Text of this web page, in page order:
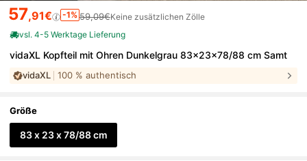
57,91€ -1% 59,09€Keine zusätzlichen Zölle
vsl. 4-5 Werktage Lieferung
vidaXL Kopfteil mit Ohren Dunkelgrau 83x23x78/88 cm Samt
vidaXL 100 % authentisch
Größe
83 x 23 x 78/88 cm